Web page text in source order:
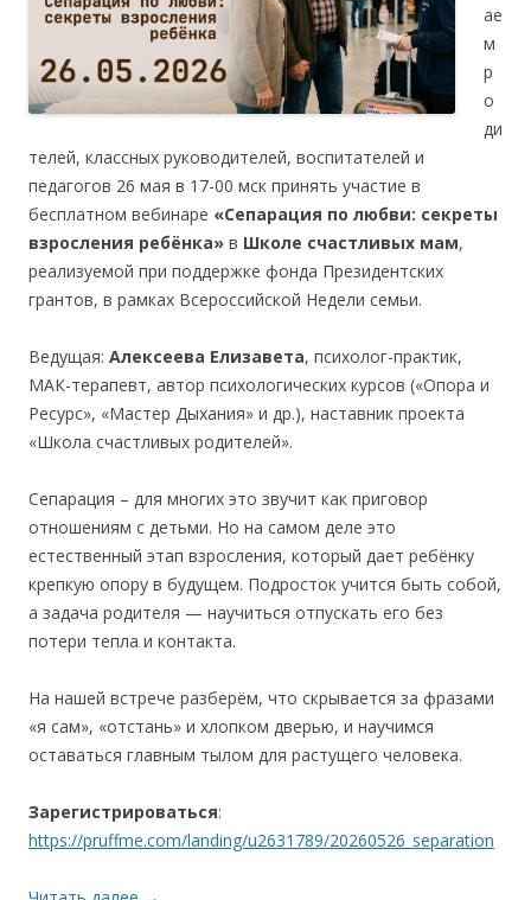
ае
м
р
о
ди
телей, классных руководителей, воспитателей и
педагогов 26 мая в 17-00 мск принять участие в
бесплатном вебинаре «Сепарация по любви: секреты
взросления ребёнка» в Школе счастливых мам,
реализуемой при поддержке фонда Президентских
грантов, в рамках Всероссийской Недели семьи.
Ведущая: Алексеева Елизавета, психолог-практик,
МАК-терапевт, автор психологических курсов («Опора и
Ресурс», «Мастер Дыхания» и др.), наставник проекта
«Школа счастливых родителей».
Сепарация – для многих это звучит как приговор
отношениям с детьми. Но на самом деле это
естественный этап взросления, который дает ребёнку
крепкую опору в будущем. Подросток учится быть собой,
а задача родителя — научиться отпускать его без
потери тепла и контакта.
На нашей встрече разберём, что скрывается за фразами
«я сам», «отстань» и хлопком дверью, и научимся
оставаться главным тылом для растущего человека.
Зарегистрироваться:
https://pruffme.com/landing/u2631789/20260526_separation